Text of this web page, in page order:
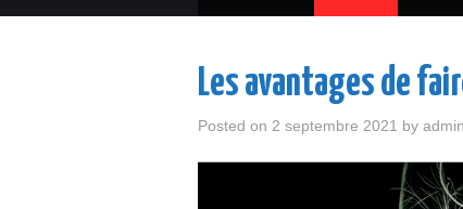
Les avantages de
Posted on 2 septembre 2021 by